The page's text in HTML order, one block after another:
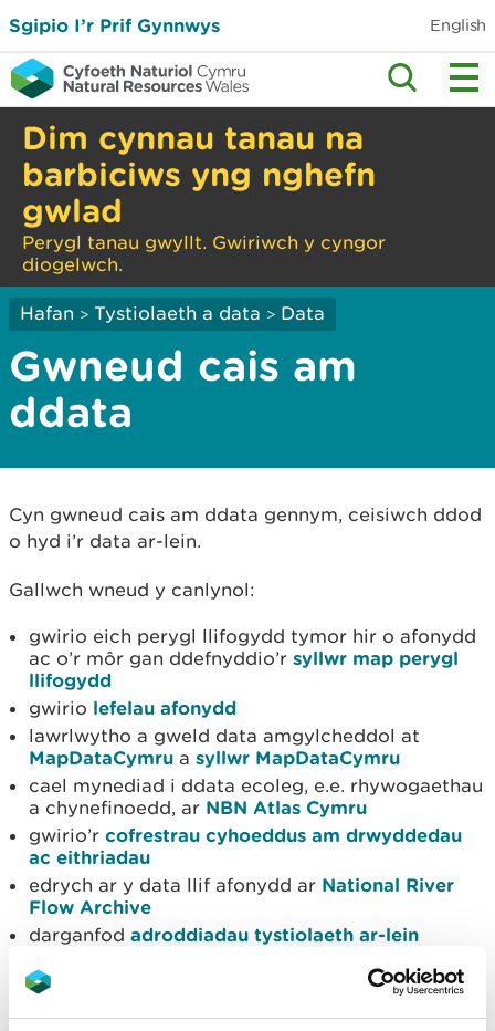
Sgipio I’r Prif Gynnwys English
Dim cynnau tanau na
barbiciws yng nghefn
gwlad
Perygl tanau gwyllt. Gwiriwch y cyngor
diogelwch.
Hafan > Tystiolaeth a data > Data
Gwneud cais am
ddata
Cyn gwneud cais am ddata gennym, ceisiwch ddod
o hyd i’r data ar-lein.
Gallwch wneud y canlynol:
gwirio eich perygl llifogydd tymor hir o afonydd
ac o’r môr gan ddefnyddio’r syllwr map perygl
llifogydd
gwirio lefelau afonydd
lawrlwytho a gweld data amgylcheddol at
MapDataCymru a syllwr MapDataCymru
cael mynediad i ddata ecoleg, e.e. rhywogaethau
a chynefinoedd, ar NBN Atlas Cymru
gwirio’r cofrestrau cyhoeddus am drwyddedau
ac eithriadau
edrych ar y data llif afonydd ar National River
Flow Archive
darganfod adroddiadau tystiolaeth ar-lein
Gwneud cais am ddata